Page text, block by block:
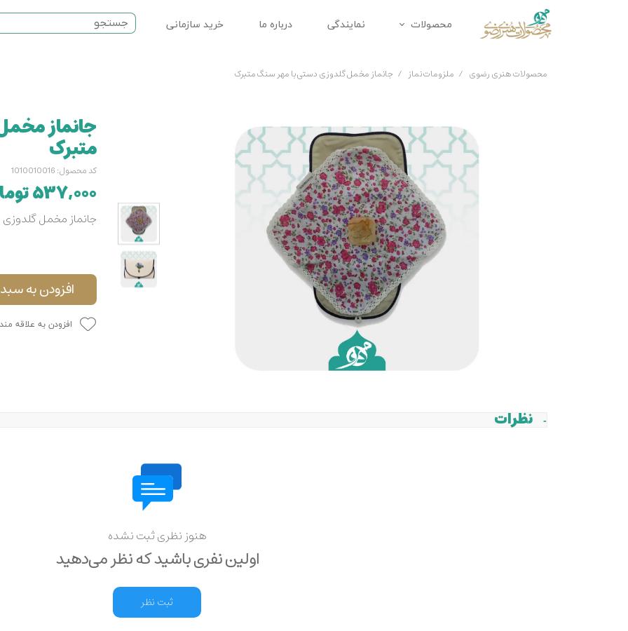
محصولات
تابلو
ملزومات نماز
نمایندگی درباره ما خرید سازمانی
محصولات هنری رضوی ملزومات نماز جانماز مخمل گلدوزی دستی با مهر سنگ متبرک
جانماز
متبرک
کد محصول: 1010010016
۵۳۷,۰۰۰ تومان
جانماز مخمل
افزودن به
افزودن به علاقه
نظرات
هنوز نظری ثبت نشده
اولین نفری باشید که نظر می‌دهید
ثبت نظر